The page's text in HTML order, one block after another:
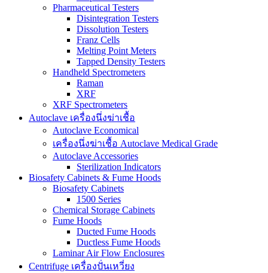
Pharmaceutical Testers
Disintegration Testers
Dissolution Testers
Franz Cells
Melting Point Meters
Tapped Density Testers
Handheld Spectrometers
Raman
XRF
XRF Spectrometers
Autoclave เครื่องนึ่งฆ่าเชื้อ
Autoclave Economical
เครื่องนึ่งฆ่าเชื้อ Autoclave Medical Grade
Autoclave Accessories
Sterilization Indicators
Biosafety Cabinets & Fume Hoods
Biosafety Cabinets
1500 Series
Chemical Storage Cabinets
Fume Hoods
Ducted Fume Hoods
Ductless Fume Hoods
Laminar Air Flow Enclosures
Centrifuge เครื่องปั่นเหวี่ยง